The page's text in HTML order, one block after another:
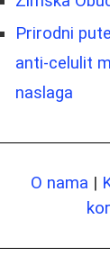
Prirodni
anti-celulit
naslaga
O nama |